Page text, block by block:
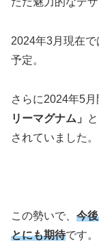
2024年3月現在で
予定。
さらに2024年5月
リーマグナム」
と
されていました。
この勢いで、 今
とにも期待です。